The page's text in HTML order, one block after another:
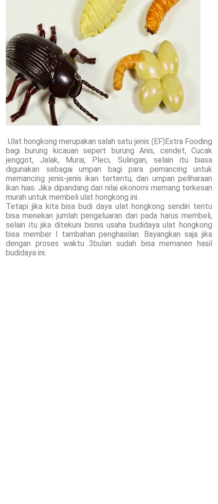
Ulat hongkong merupakan salah satu jenis (EF)Extra Fooding
bagi burung kicauan sepert burung Anis, cendet, Cucak
jenggot, Jalak, Murai, Pleci, Sulingan, selain itu biasa
digunakan sebagai umpan bagi para pemancing untuk
memancing jenis-jenis ikan tertentu, dan umpan peliharaan
ikan hias. Jika dipandang dari nilai ekonomi memang terkesan
murah untuk membeli ulat hongkong ini.
Tetapi jika kita bisa budi daya ulat hongkong sendiri tentu
bisa menekan jumlah pengeluaran dari pada harus membeli,
selain itu jika ditekuni bisnis usaha budidaya ulat hongkong
bisa member I tambahan penghasilan. Bayangkan saja jika
dengan proses waktu 3bulan sudah bisa memanen hasil
budidaya ini.